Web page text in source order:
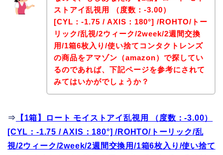
ストアイ乱視用 （度数：-3.00）
[CYL：-1.75 / AXIS：180°] /ROHTO/トー
リック/乱視/2ウィーク/2week/2週間交換
用/1箱6枚入り/使い捨てコンタクトレンズ
の商品をアマゾン（amazon）で探してい
るのであれば、下記ページを参考にされて
みてはいかがでしょうか？
⇒
【1箱】ロート モイストアイ乱視用 （度数：-3.00）
[CYL：-1.75 / AXIS：180°] /ROHTO/トーリック/乱
視/2ウィーク/2week/2週間交換用/1箱6枚入り/使い捨て